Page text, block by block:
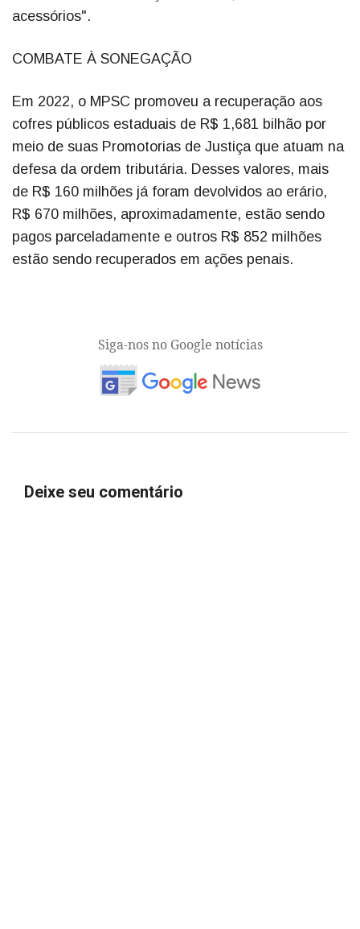
acessórios".
COMBATE À SONEGAÇÃO
Em 2022, o MPSC promoveu a recuperação aos
cofres públicos estaduais de R$ 1,681 bilhão por
meio de suas Promotorias de Justiça que atuam na
defesa da ordem tributária. Desses valores, mais
de R$ 160 milhões já foram devolvidos ao erário,
R$ 670 milhões, aproximadamente, estão sendo
pagos parceladamente e outros R$ 852 milhões
estão sendo recuperados em ações penais.
Siga-nos no Google notícias
Deixe seu comentário